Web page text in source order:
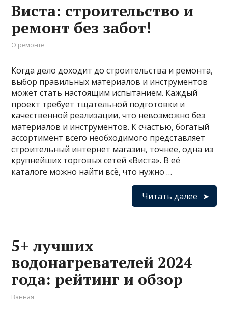
Виста: строительство и
ремонт без забот!
О ремонте
Когда дело доходит до строительства и ремонта,
выбор правильных материалов и инструментов
может стать настоящим испытанием. Каждый
проект требует тщательной подготовки и
качественной реализации, что невозможно без
материалов и инструментов. К счастью, богатый
ассортимент всего необходимого представляет
строительный интернет магазин, точнее, одна из
крупнейших торговых сетей «Виста». В её
каталоге можно найти всё, что нужно …
Читать далее
5+ лучших
водонагревателей 2024
года: рейтинг и обзор
Ванная